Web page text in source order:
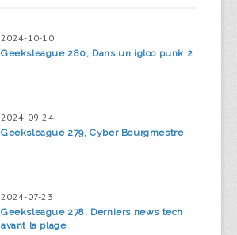
2024-10-10
Geeksleague 280, Dans un igloo punk 2
2024-09-24
Geeksleague 279, Cyber Bourgmestre
2024-07-23
Geeksleague 278, Derniers news tech
avant la plage